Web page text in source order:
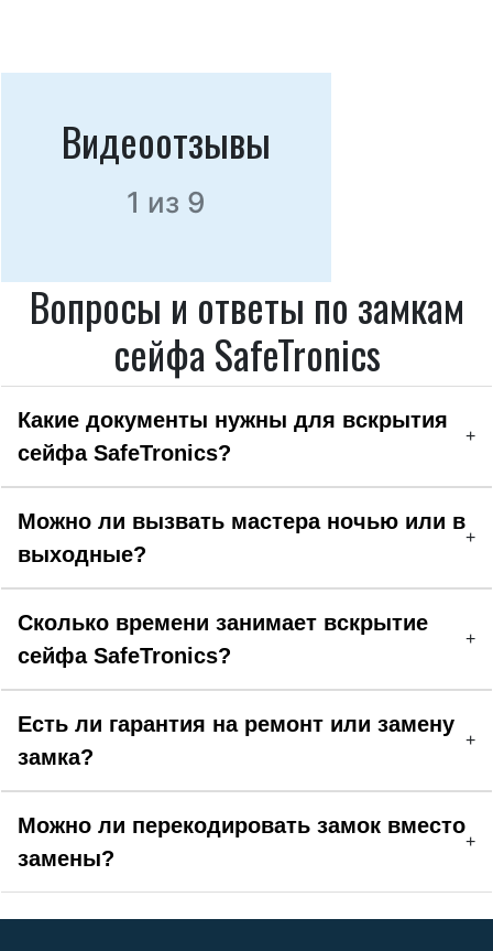
Видеоотзывы
1 из 9
Вопросы и ответы по замкам
сейфа SafeTronics
Какие документы нужны для вскрытия
сейфа SafeTronics?
+
Можно ли вызвать мастера ночью или в
выходные?
+
Сколько времени занимает вскрытие
сейфа SafeTronics?
+
Есть ли гарантия на ремонт или замену
замка?
+
Можно ли перекодировать замок вместо
замены?
+